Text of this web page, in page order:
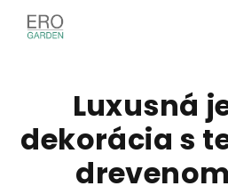
obsah
Luxusná
dekorácia s